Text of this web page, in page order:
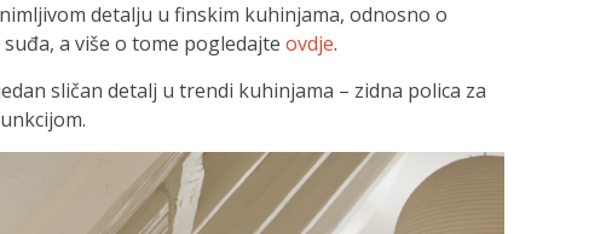
detalju u finskim kuhinjama, odnosno o
a više o tome pogledajte ovdje.
sličan detalj u trendi kuhinjama – zidna polica za